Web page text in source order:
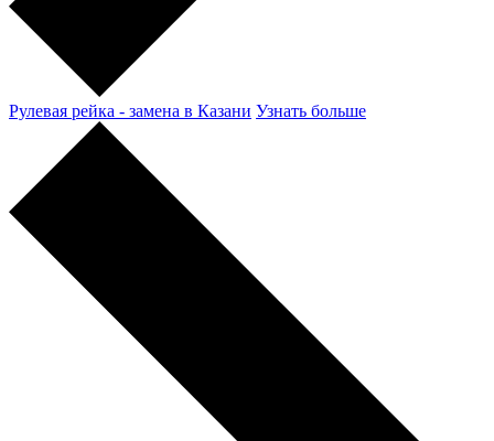
Рулевая рейка - замена в Казани Узнать больше